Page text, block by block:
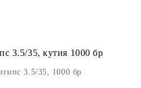
3.5/35, кутия 1000 бр
3.5/35, 1000 бр